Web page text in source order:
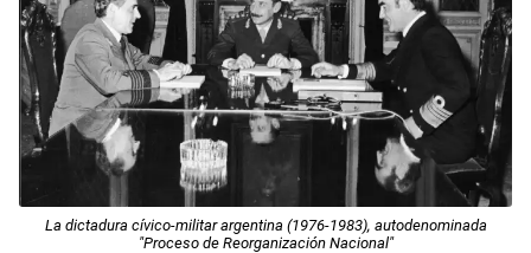
La dictadura cívico-militar argentina (1976-1983), autodenominada
"Proceso de Reorganización Nacional"